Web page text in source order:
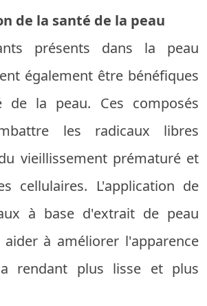
de la santé de la peau
présents dans la peau
également être bénéfiques
de la peau. Ces composés
les radicaux libres
vieillissement prématuré et
cellulaires. L'application de
à base d'extrait de peau
aider à améliorer l'apparence
rendant plus lisse et plus